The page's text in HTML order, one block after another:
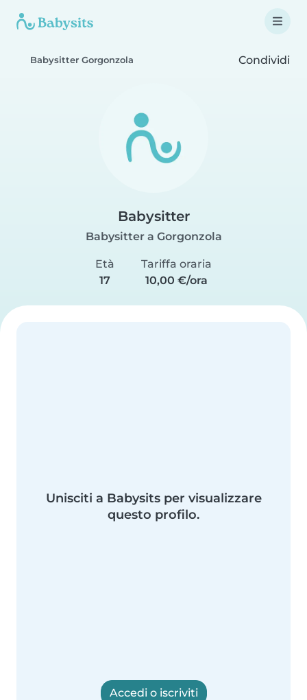
Babysitter Gorgonzola Condividi
Babysitter
Babysitter a Gorgonzola
Età
17
Tariffa oraria
10,00 €/ora
Unisciti a Babysits per visualizzare
questo profilo.
Accedi o iscriviti